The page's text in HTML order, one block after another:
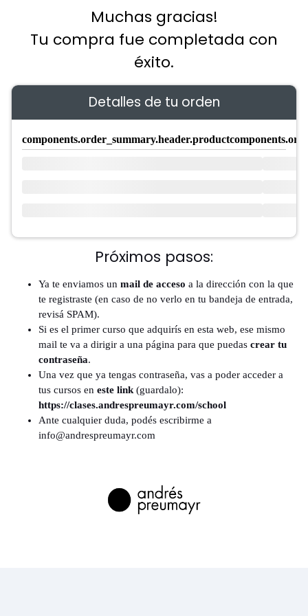
Muchas gracias!
Tu compra fue completada con
éxito.
Detalles de tu orden
components.order_summary.header.product
Próximos pasos:
Ya te enviamos un mail de acceso a la dirección con la que
te registraste (en caso de no verlo en tu bandeja de entrada,
revisá SPAM).
Si es el primer curso que adquirís en esta web, ese mismo
mail te va a dirigir a una página para que puedas crear tu
contraseña.
Una vez que ya tengas contraseña, vas a poder acceder a
tus cursos en este link (guardalo):
https://clases.andrespreumayr.com/school
Ante cualquier duda, podés escribirme a
info@andrespreumayr.com